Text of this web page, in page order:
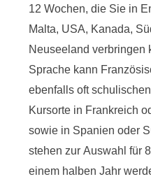
12 Wochen, die Sie in
Malta, USA, Kanada,
Neuseeland verbringen
Sprache kann
ebenfalls oft
Kursorte in Frankreich
sowie in Spanien oder
stehen zur Auswahl für
einem halben Jahr